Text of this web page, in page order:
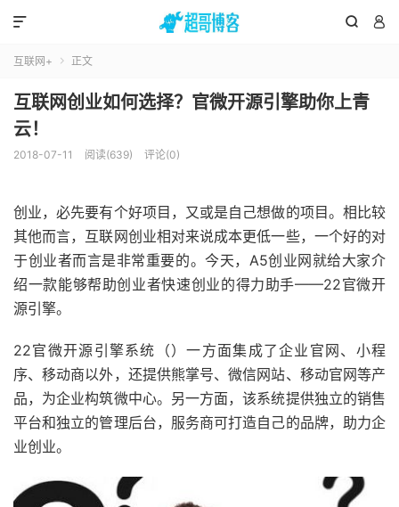
 

互联网+  正文
互联网创业如何选择？官微开源引擎助你上青
云！
2018-07-11 阅读(639) 评论(0)
创业，必先要有个好项目，又或是自己想做的项目。相比较
其他而言，互联网创业相对来说成本更低一些，一个好的对
于创业者而言是非常重要的。今天，A5创业网就给大家介
绍一款能够帮助创业者快速创业的得力助手——22官微开
源引擎。
22官微开源引擎系统（）一方面集成了企业官网、小程
序、移动商以外，还提供熊掌号、微信网站、移动官网等产
品，为企业构筑微中心。另一方面，该系统提供独立的销售
平台和独立的管理后台，服务商可打造自己的品牌，助力企
业创业。